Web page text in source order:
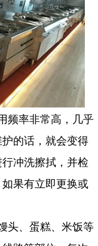
频率非常高，几乎
的话，就会变得
冲洗擦拭，并检
果有立即更换或
头、蛋糕、米饭等